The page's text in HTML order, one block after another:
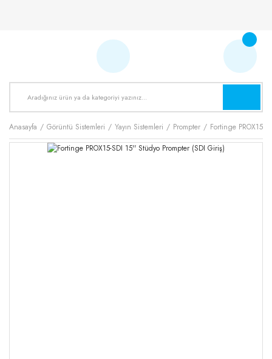
Anasayfa Görüntü Sistemleri Yayın Sistemleri Prompter Fortinge PROX15-